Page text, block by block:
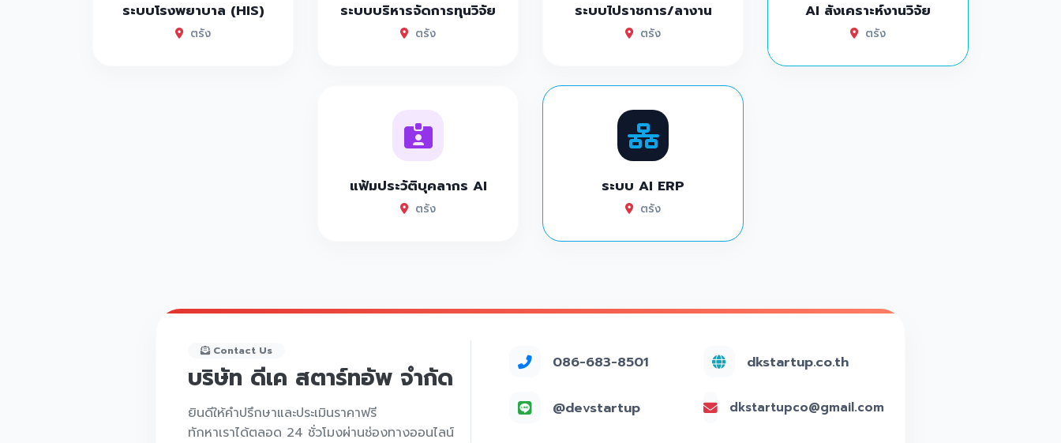
ระบบโรงพยาบาล (HIS)
ตรัง
ระบบบริหารจัดการทุนวิจัย
ตรัง
ระบบไปราชการ/ลางาน
ตรัง
AI สังเคราะห์งานวิจัย
ตรัง
แฟ้มประวัติบุคลากร AI
ตรัง
ระบบ AI ERP
ตรัง
Contact Us
บริษัท ดีเค สตาร์ทอัพ จำกัด
ยินดีให้คำปรึกษาและประเมินราคาฟรี
ทักหาเราได้ตลอด 24 ชั่วโมงผ่านช่องทางออนไลน์
086-683-8501
@devstartup
dkstartup.co.th
dkstartupco@gmail.com